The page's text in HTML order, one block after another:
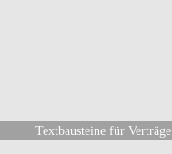
Textbausteine für Verträge